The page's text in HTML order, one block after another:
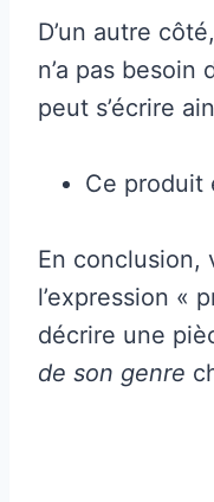
D’un autre
n’a pas
peut s’écrire
Ce produit
En conclusion,
l’expression «
décrire une
de son genre